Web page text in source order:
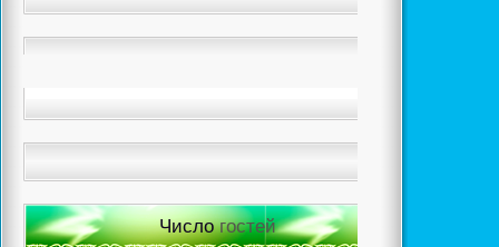
Числогостей